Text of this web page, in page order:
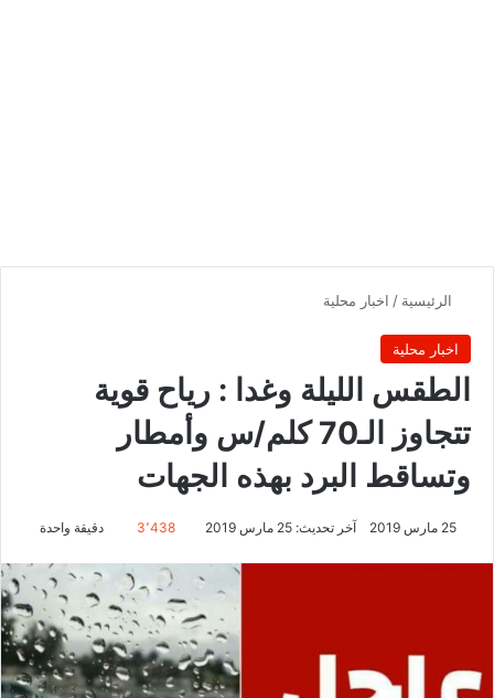
الرئيسية / اخبار محلية
اخبار محلية
الطقس الليلة وغدا : رياح قوية
تتجاوز الـ70 كلم/س وأمطار
وتساقط البرد بهذه الجهات
25 مارس 2019 آخر تحديث: 25 مارس 2019 3٬438 دقيقة واحدة